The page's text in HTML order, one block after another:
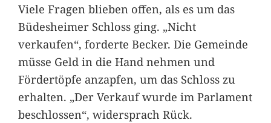
Viele Fragen blieben offen, als es um das
Büdesheimer Schloss ging. „Nicht
verkaufen“, forderte Becker. Die Gemeinde
müsse Geld in die Hand nehmen und
Fördertöpfe anzapfen, um das Schloss zu
erhalten. „Der Verkauf wurde im Parlament
beschlossen“, widersprach Rück.